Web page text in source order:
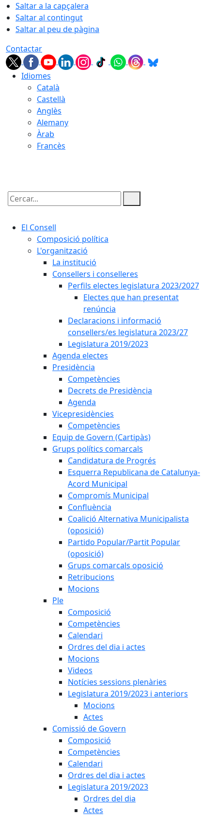
Saltar a la capçalera
Saltar al contingut
Saltar al peu de pàgina
Contactar
Idiomes
Català
Castellà
Anglès
Alemany
Àrab
Francès
Cercar:
El Consell
Composició política
L'organització
La institució
Consellers i conselleres
Perfils electes legislatura 2023/2027
Electes que han presentat
renúncia
Declaracions i informació
consellers/es legislatura 2023/27
Legislatura 2019/2023
Agenda electes
Presidència
Competències
Decrets de Presidència
Agenda
Vicepresidències
Competències
Equip de Govern (Cartipàs)
Grups polítics comarcals
Candidatura de Progrés
Esquerra Republicana de Catalunya-
Acord Municipal
Compromís Municipal
Confluència
Coalició Alternativa Municipalista
(oposició)
Partido Popular/Partit Popular
(oposició)
Grups comarcals oposició
Retribucions
Mocions
Ple
Composició
Competències
Calendari
Ordres del dia i actes
Mocions
Videos
Notícies sessions plenàries
Legislatura 2019/2023 i anteriors
Mocions
Actes
Comissió de Govern
Composició
Competències
Calendari
Ordres del dia i actes
Legislatura 2019/2023
Ordres del dia
Actes